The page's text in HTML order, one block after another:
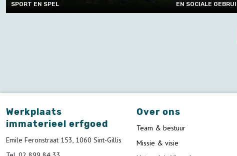
SPORT EN SPEL
EN SOCIALE
Werkplaats
immaterieel erfgoed
Emile Feronstraat 153, 1060 Sint-Gillis
Over ons
Team & bestuur
Missie & visie